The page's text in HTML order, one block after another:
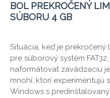
BOL PREKROČENÝ
SÚBORU 4 GB
Situácia, keď je prekročený
pre súborový systém
naformátovať zavádzaciu
mnohí, ktorí experimentujú
Windows s